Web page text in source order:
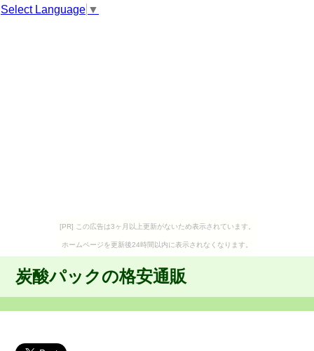
Select Language ▼
[PR] この広告は3ヶ月以上更新がないため表示されています。
ホームページを更新後24時間以内に表示されなくなります。
炭酸パックの格安通販